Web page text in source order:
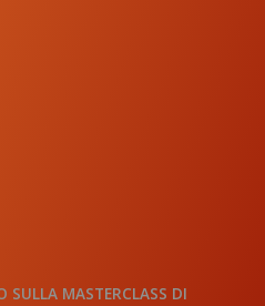
SULLA MASTERCLASS DI